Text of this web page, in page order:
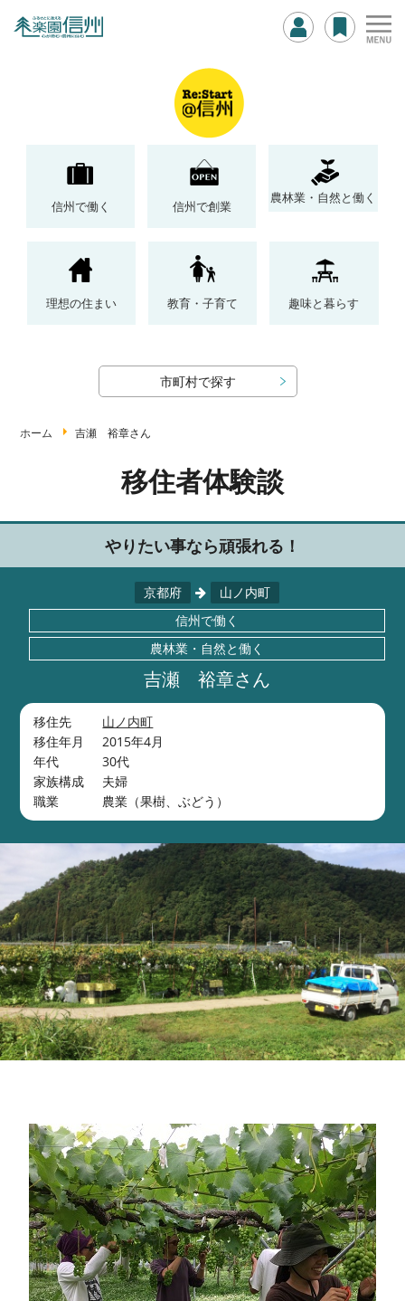
信州で働く 信州で創業
農林業・自然と働く
理想の住まい 教育・子育て 趣味と暮らす
市町村で探す
ホーム 吉瀬 裕章さん
移住者体験談
やりたい事なら頑張れる！
京都府
山ノ内町
信州で働く
農林業・自然と働く
吉瀬 裕章さん
移住先
山ノ内町
移住年月
2015年4月
年代
30代
家族構成
夫婦
職業
農業（果樹、ぶどう）